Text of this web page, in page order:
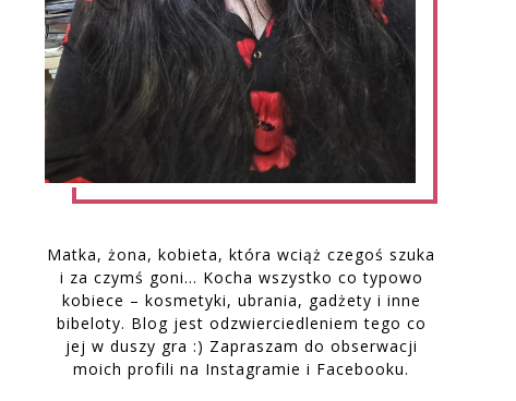
Matka, żona, kobieta, która wciąż czegoś szuka
i za czymś goni… Kocha wszystko co typowo
kobiece – kosmetyki, ubrania, gadżety i inne
bibeloty. Blog jest odzwierciedleniem tego co
jej w duszy gra :) Zapraszam do obserwacji
moich profili na Instagramie i Facebooku.